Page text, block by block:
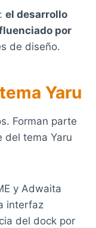
el desarrollo
por
de diseño.
Yaru
Forman parte
del tema Yaru
y Adwaita
interfaz
del dock por